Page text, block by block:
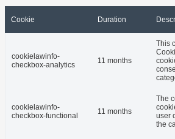
Cookie Duration
cookielawinfo-
checkbox-analytics
11 months
This
cookielawinfo-
checkbox-functional
11 months
The
user
the